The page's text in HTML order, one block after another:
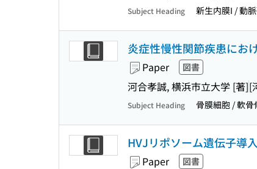
Subject Heading 新生内膜I / 動
炎症性慢性関節疾患にお
Paper 図書
河合孝誠, 横浜市立大学 [著][
Subject Heading 骨膜細胞 / 軟
HVJリポソーム遺伝子導
Paper 図書